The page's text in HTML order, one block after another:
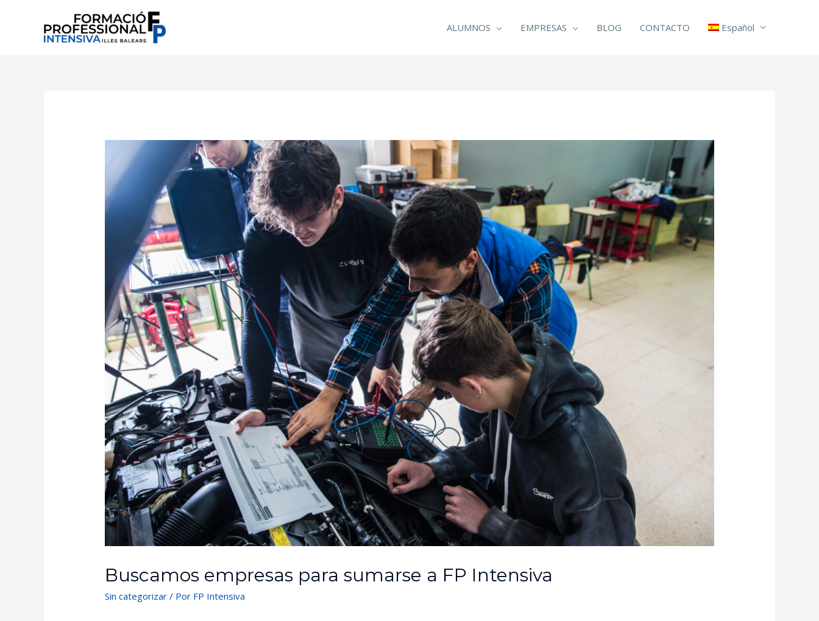
ALUMNOS EMPRESAS BLOG CONTACTO Español
Buscamos empresas para sumarse a FP Intensiva
Sin categorizar / Por FP Intensiva